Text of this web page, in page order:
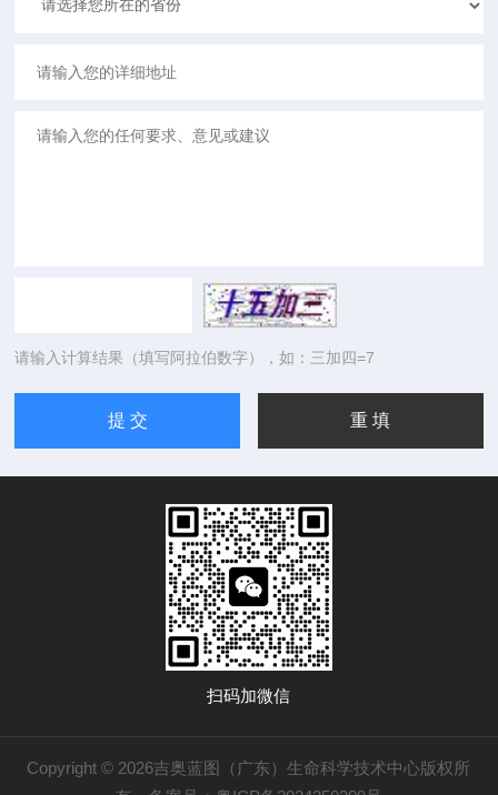
请输入计算结果（填写阿拉伯数字），如：三加四=7
扫码加微信
Copyright © 2026吉奥蓝图（广东）生命科学技术中心版权所